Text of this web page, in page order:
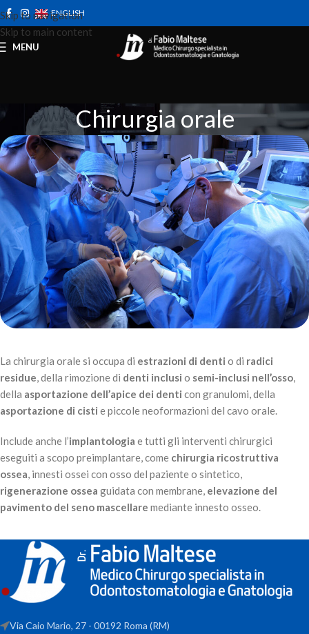
Skip to navigation
Skip to main content
ENGLISH
MENU
Chirurgia orale
Home Prestazioni Chirurgia orale
La chirurgia orale si occupa di estrazioni di denti o di radici
residue, della rimozione di denti inclusi o semi-inclusi nell’osso,
della asportazione dell’apice dei denti con granulomi, della
asportazione di cisti e piccole neoformazioni del cavo orale.
Include anche l’implantologia e tutti gli interventi chirurgici
eseguiti a scopo preimplantare, come chirurgia ricostruttiva
ossea, innesti ossei con osso del paziente o sintetico,
rigenerazione ossea guidata con membrane, elevazione del
pavimento del seno mascellare mediante innesto osseo.
Via Caio Mario, 27 - 00192 Roma (RM)